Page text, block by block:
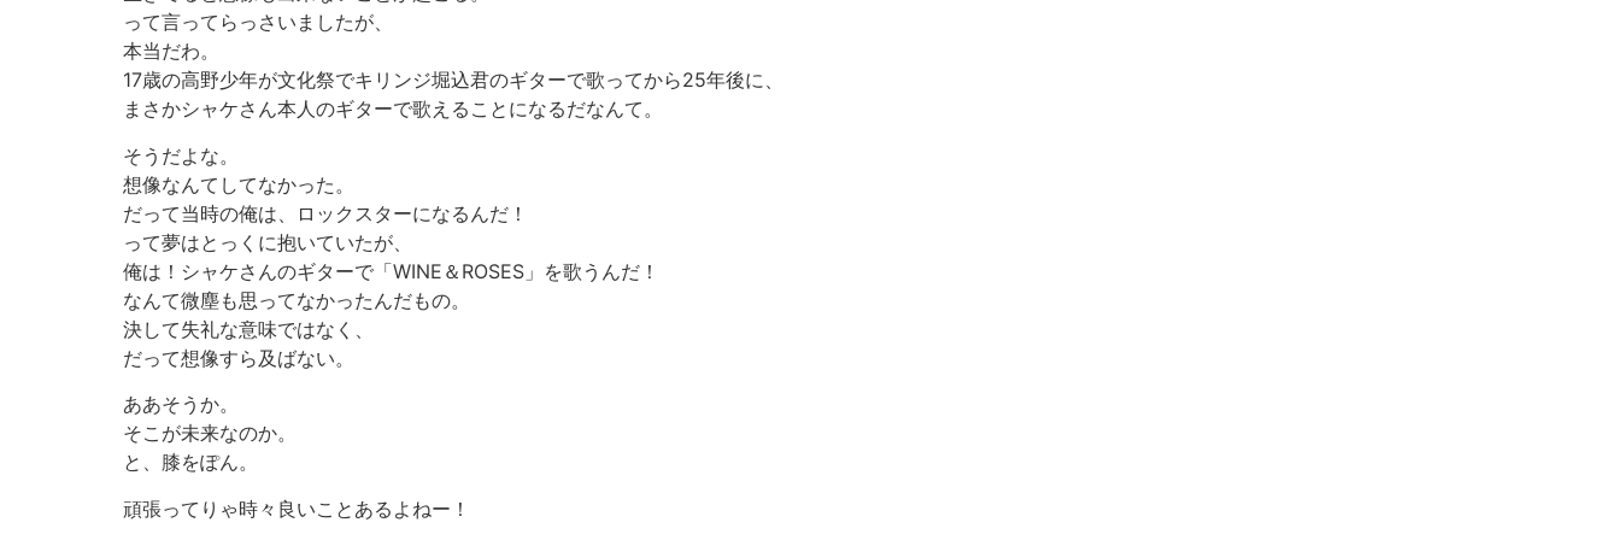
って言ってらっさいましたが、
本当だわ。
17歳の高野少年が文化祭でキリンジ堀込君のギターで歌ってから25年後に、
まさかシャケさん本人のギターで歌えることになるだなんて。
そうだよな。
想像なんてしてなかった。
だって当時の俺は、ロックスターになるんだ！
って夢はとっくに抱いていたが、
俺は！シャケさんのギターで「WINE＆ROSES」を歌うんだ！
なんて微塵も思ってなかったんだもの。
決して失礼な意味ではなく、
だって想像すら及ばない。
ああそうか。
そこが未来なのか。
と、膝をぽん。
頑張ってりゃ時々良いことあるよねー！